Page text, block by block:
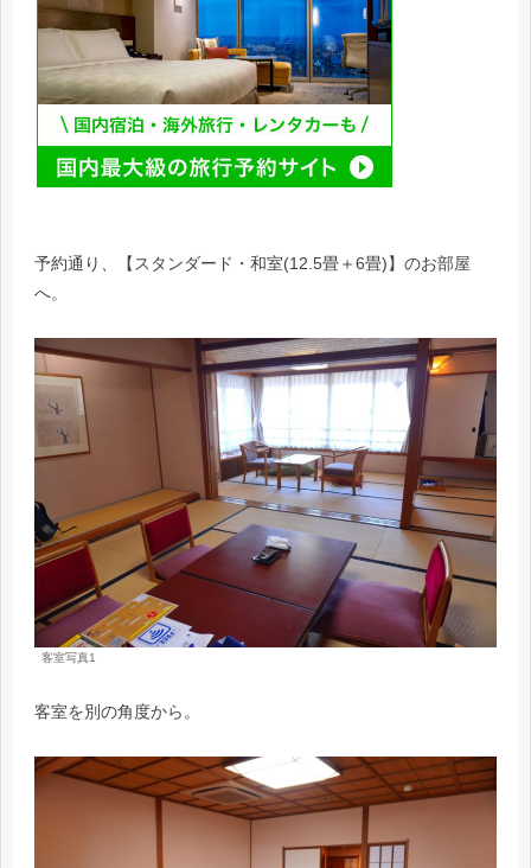
予約通り、【スタンダード・和室(12.5畳＋6畳)】のお部屋
へ。
客室写真1
客室を別の角度から。